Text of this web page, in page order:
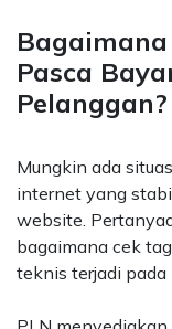
Pasca
Pelanggan?
Mungkin ada
internet yang
website.
bagaimana cek
teknis terjadi pada